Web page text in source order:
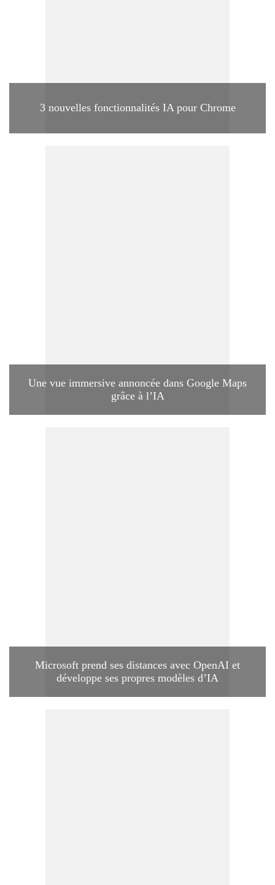
3 nouvelles fonctionnalités IA pour Chrome
Une vue immersive annoncée dans Google Maps
grâce à l’IA
Microsoft prend ses distances avec OpenAI et
développe ses propres modèles d’IA